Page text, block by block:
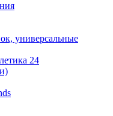
универсальные
24